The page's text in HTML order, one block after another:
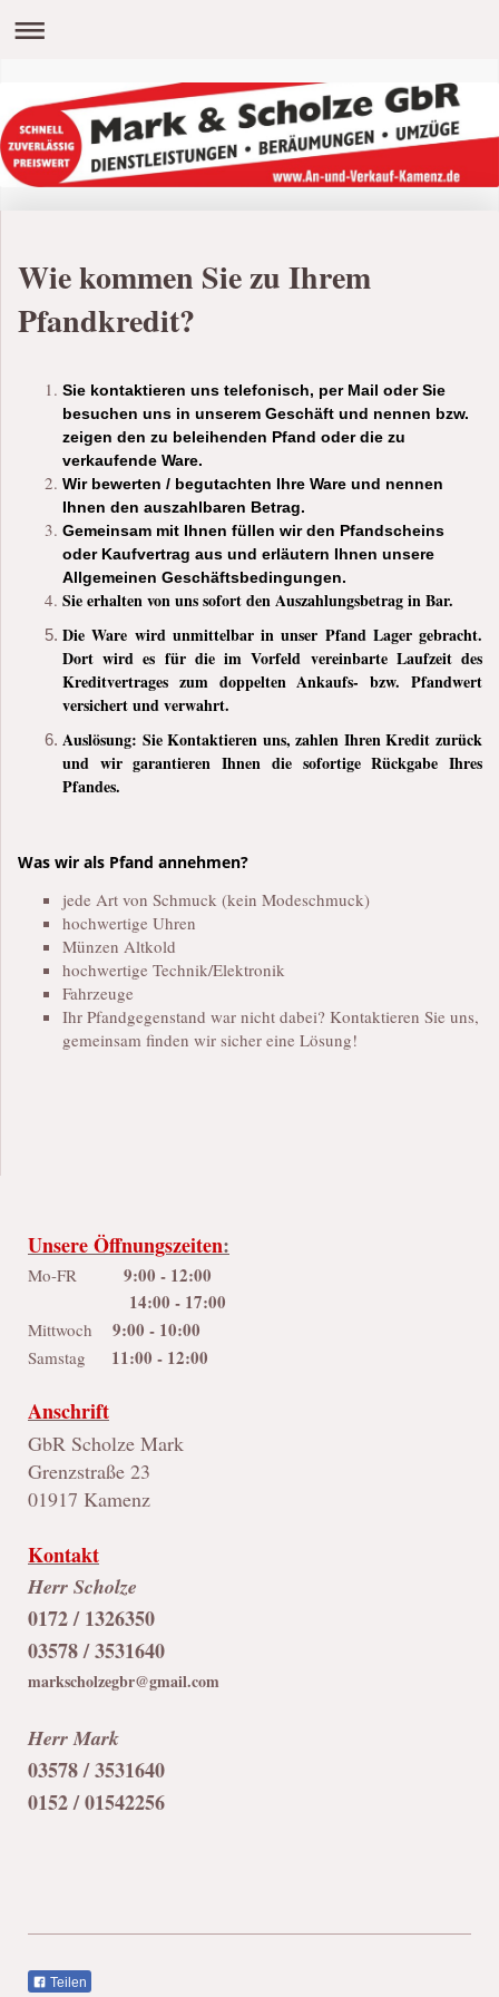
Wie kommen Sie zu Ihrem
Pfandkredit?
Sie kontaktieren uns telefonisch, per Mail oder Sie
besuchen uns in unserem Geschäft und nennen bzw.
zeigen den zu beleihenden Pfand oder die zu
verkaufende Ware.
Wir bewerten / begutachten Ihre Ware und nennen
Ihnen den auszahlbaren Betrag.
Gemeinsam mit Ihnen füllen wir den Pfandscheins
oder Kaufvertrag aus und erläutern Ihnen unsere
Allgemeinen Geschäftsbedingungen.
Sie erhalten von uns sofort den Auszahlungsbetrag in Bar.
Die Ware wird unmittelbar in unser Pfand Lager gebracht.
Dort wird es für die im Vorfeld vereinbarte Laufzeit des
Kreditvertrages zum doppelten Ankaufs- bzw. Pfandwert
versichert und verwahrt.
Auslösung: Sie Kontaktieren uns, zahlen Ihren Kredit zurück
und wir garantieren Ihnen die sofortige Rückgabe Ihres
Pfandes.
Was wir als Pfand annehmen?
jede Art von Schmuck (kein Modeschmuck)
hochwertige Uhren
Münzen Altkold
hochwertige Technik/Elektronik
Fahrzeuge
Ihr Pfandgegenstand war nicht dabei? Kontaktieren Sie uns,
gemeinsam finden wir sicher eine Lösung!
Unsere Öffnungszeiten:
Mo-FR
9:00 - 12:00
14:00 - 17:00
Mittwoch 9:00 - 10:00
Samstag 11:00 - 12:00
Anschrift
GbR Scholze Mark
Grenzstraße 23
01917 Kamenz
Kontakt
Herr Scholze
0172 / 1326350
03578 / 3531640
markscholzegbr@gmail.com
Herr Mark
03578 / 3531640
0152 / 01542256
Teilen